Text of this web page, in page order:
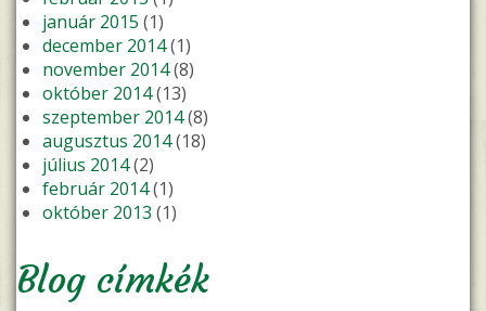
január 2015 (1)
december 2014(1)
november 2014(8)
október 2014(13)
szeptember 2014(8)
augusztus 2014(18)
július 2014(2)
február 2014(1)
október 2013 (1)
Blog címkék